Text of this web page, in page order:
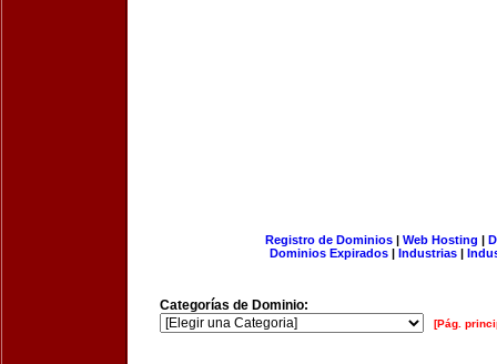
Registro de Dominios| Web Hosting |
Dominios Expirados | Industrias |
Categorías de Dominio:
[Pág.